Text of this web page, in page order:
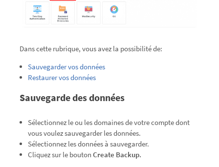
Dans cette rubrique, vous avez la possibilité de:
Sauvegarder vos données
Restaurer vos données
Sauvegarde des données
Sélectionnez le ou les domaines de votre compte dont
vous voulez sauvegarder les données.
Sélectionnez les données à sauvegarder.
Cliquez sur le bouton Create Backup.